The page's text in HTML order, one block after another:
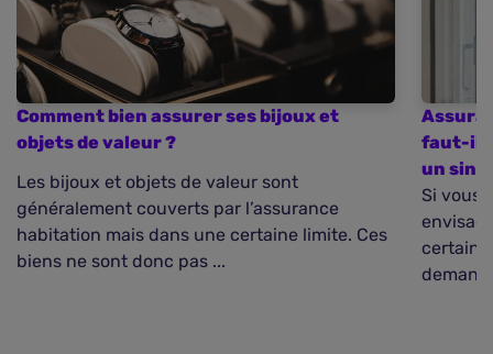
Comment bien assurer ses bijoux et
objets de valeur ?
Les bijoux et objets de valeur sont
généralement couverts par l’assurance
habitation mais dans une certaine limite. Ces
biens ne sont donc pas ...
faut-il
un
Si vous